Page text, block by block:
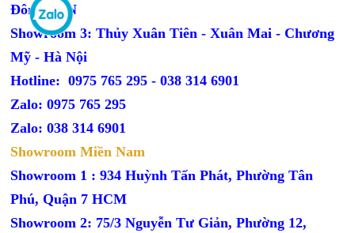
Đông - HN
Showroom 3: Thủy Xuân Tiên - Xuân Mai - Chương
Mỹ - Hà Nội
Hotline: 0975 765 295 -038 314 6901
Zalo: 0975 765 295
Zalo: 038 314 6901
Showroom Miền Nam
Showroom 1 : 934 Huỳnh Tấn Phát, Phường Tân
Phú, Quận 7 HCM
Showroom 2: 75/3 Nguyễn Tư Giản, Phường 12,